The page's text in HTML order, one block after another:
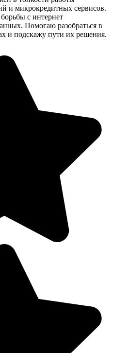
и микрокредитных сервисов.
с интернет
Помогаю разобраться в
и подскажу пути их решения.